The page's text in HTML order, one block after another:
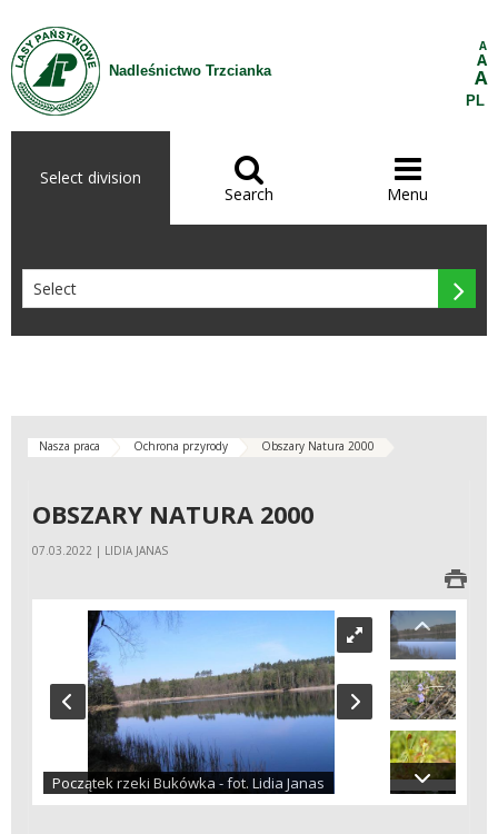
Skip to Content
Nadleśnictwo Trzcianka
A
A
A
PL
Select division 
Search

Menu

Nasza praca Ochrona przyrody Obszary Natura 2000
OBSZARY NATURA 2000
07.03.2022 | LIDIA JANAS
Początek rzeki Bukówka - fot. Lidia Janas